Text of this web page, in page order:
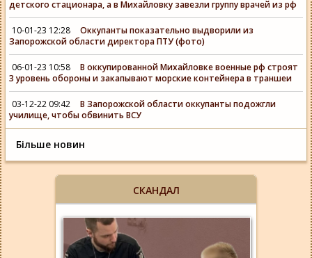
СКАНДАЛ
детского стационара, а в Михайловку завезли группу врачей из рф
10-01-23 12:28
Оккупанты показательно выдворили из
Запорожской области директора ПТУ (фото)
06-01-23 10:58
В оккупированной Михайловке военные рф строят
3 уровень обороны и закапывают морские контейнера в траншеи
03-12-22 09:42
В Запорожской области оккупанты подожгли
училище, чтобы обвинить ВСУ
Більше новин